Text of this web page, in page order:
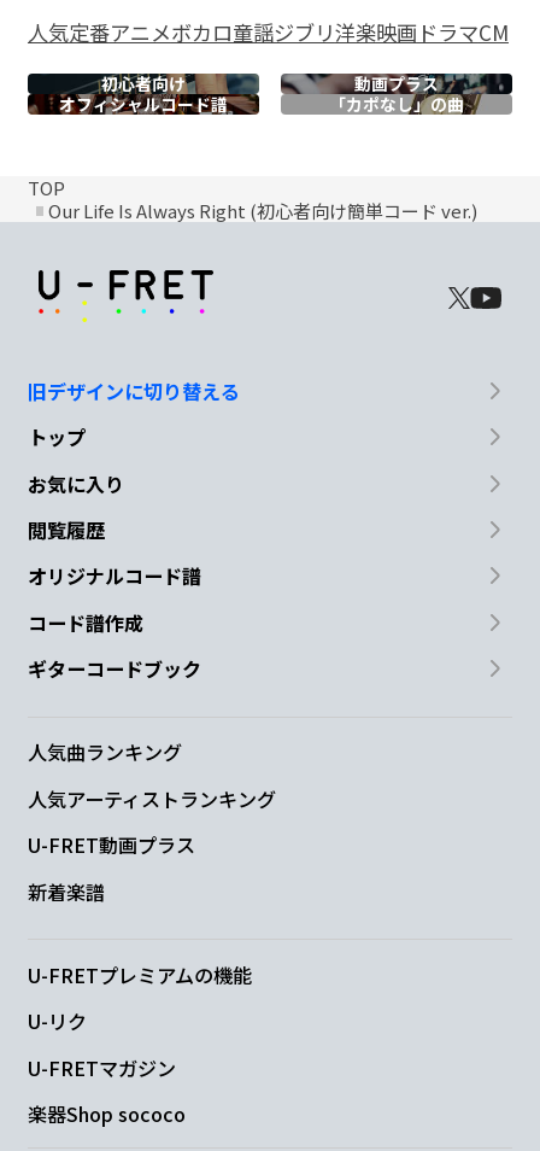
人気定番アニメボカロ童謡ジブリ洋楽映画ドラマCM
初心者向け
動画プラス
オフィシャルコード譜 「カポなし」の曲
TOP
Our Life Is Always Right (初心者向け簡単コード ver.)
旧デザインに切り替える
トップ
お気に入り
閲覧履歴
オリジナルコード譜
コード譜作成
ギターコードブック
人気曲ランキング
人気アーティストランキング
U-FRET動画プラス
新着楽譜
U-FRETプレミアムの機能
U-リク
U-FRETマガジン
楽器Shop sococo